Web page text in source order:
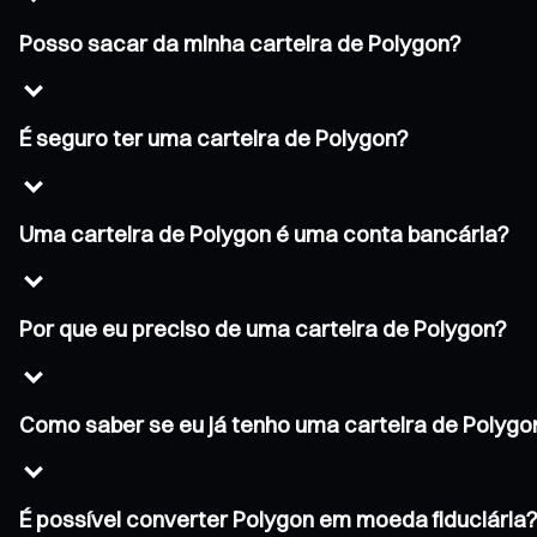
Posso sacar da minha carteira de Polygon?
É seguro ter uma carteira de Polygon?
Uma carteira de Polygon é uma conta bancária?
Por que eu preciso de uma carteira de Polygon?
Como saber se eu já tenho uma carteira de
É possível converter Polygon em moeda fiduciária?